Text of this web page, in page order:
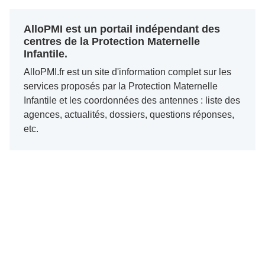
AlloPMI est un portail indépendant des
centres de la Protection Maternelle
Infantile.
AlloPMI.fr est un site d'information complet sur les
services proposés par la Protection Maternelle
Infantile et les coordonnées des antennes : liste des
agences, actualités, dossiers, questions réponses,
etc.